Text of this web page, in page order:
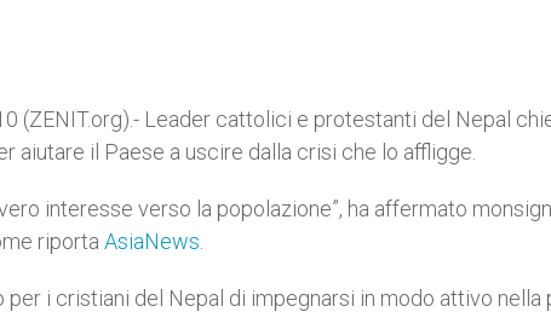
(ZENIT.org).- Leader cattolici e protestanti del Nepal
aiutare il Paese a uscire dalla crisi che lo affligge.
interesse verso la popolazione”, ha affermato
riporta AsiaNews
per i cristiani del Nepal di impegnarsi in modo attivo